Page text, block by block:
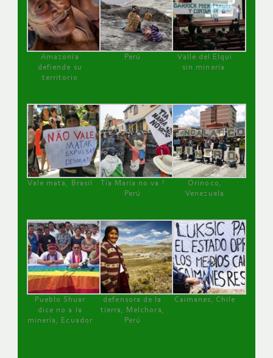
Amazonía
defiende su
territorio
Perú
Valle del Elqui
sin minería.
Vale mata, Brasil
Tía María no va !
Perú
Orinoco,
Venezuela
Pueblo Shuar
dice no a la
minería, Ecuador
defensora de la
tierra, Melchora,
Perú
Caimanes, Chile